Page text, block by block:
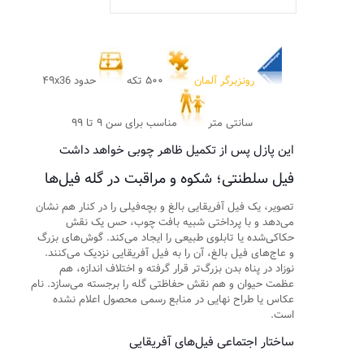
رونزبرگر آلمان حدود ۴۹x36
سانتی متر مناسب برای سن ۹ تا ۹۹
این پازل پس از تکمیل ظاهر چوبی خواهد داشت
فیل سلطنتی؛ شکوه و مراقبت در گله فیل‌ها
تصویر، یک فیل آفریقایی بالغ و بچه‌فیلی را در کنار هم نشان
می‌دهد و با پرداختی شبیه بافت چوب، حس یک نقش
حکاکی‌شده یا تابلوی طبیعی را ایجاد می‌کند. گوش‌های بزرگ
و عاج‌های فیل بالغ، آن را به فیل آفریقایی نزدیک می‌کنند.
نوزاد در پناه بدن بزرگ‌تر قرار گرفته و اختلاف اندازه، هم
عظمت حیوان و هم نقش حفاظتی گله را برجسته می‌سازد. نام
عکاس یا طراح نهایی در منابع رسمی محصول اعلام نشده
است.
ساختار اجتماعی فیل‌های آفریقایی